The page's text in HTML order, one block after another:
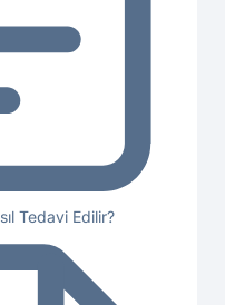
Tedavi Edilir?